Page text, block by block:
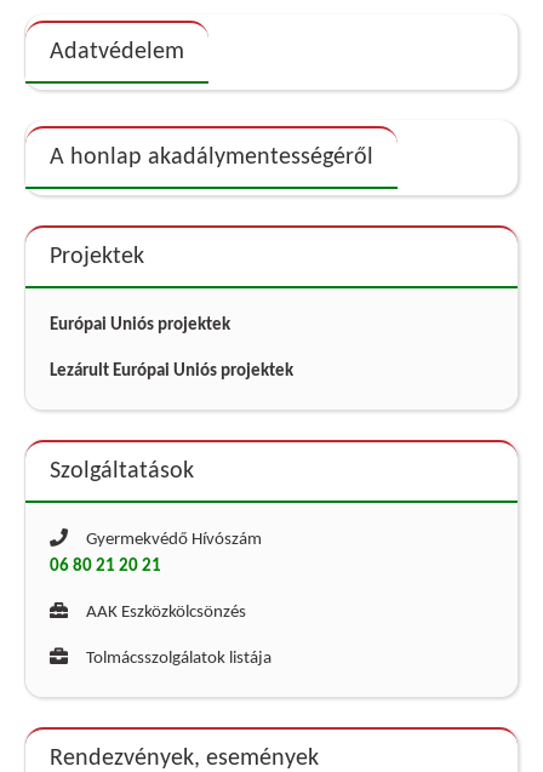
Adatvédelem
A honlap akadálymentességéről
Projektek
Európai Uniós projektek
Lezárult Európai Uniós projektek
Szolgáltatások
Gyermekvédő Hívószám
06 80 21 20 21
AAK Eszközkölcsönzés
Tolmácsszolgálatok listája
Rendezvények, események